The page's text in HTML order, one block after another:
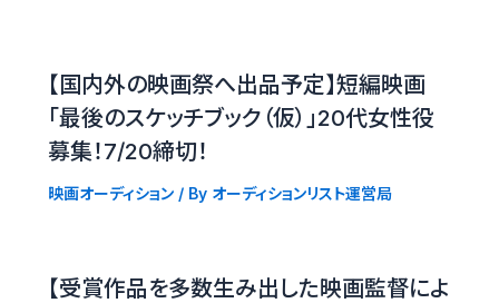
【国内外の映画祭へ出品予定】短編映画
「最後のスケッチブック（仮）」20代女性役
募集！7/20締切！
映画オーディション/ By オーディションリスト運営局
【受賞作品を多数生み出した映画監督によ